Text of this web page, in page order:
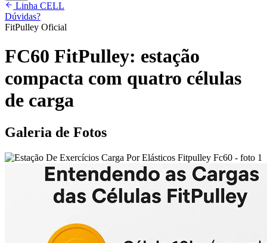
Linha CELL
Dúvidas?
FitPulley Oficial
FC60 FitPulley: estação
compacta com quatro células
de carga
Galeria de Fotos